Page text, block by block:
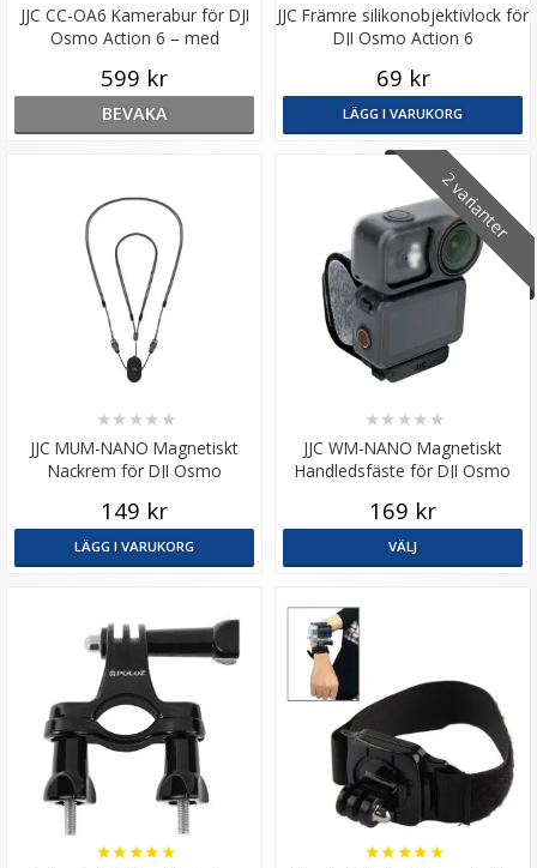
JJC CC-OA6 Kamerabur för DJI
Osmo Action 6 – med
599 kr
BEVAKA
JJC Främre silikonobjektivlock för
DJI Osmo Action 6
69 kr
LÄGG I VARUKORG
JJC MUM-NANO Magnetiskt
Nackrem för DJI Osmo
★★ ★★ ★
149 kr
LÄGG I VARUKORG
2 varianter
JJC WM-NANO Magnetiskt
Handledsfäste för DJI Osmo
★★ ★★ ★
169 kr
VÄLJ
★★★★★ ★★★★★